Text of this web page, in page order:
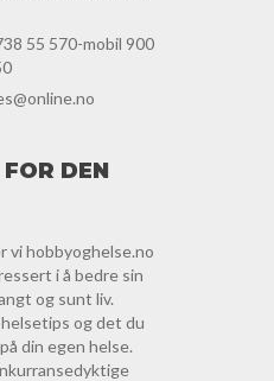
55 570-mobil 900
DEN
vi hobbyoghelse.no
i å bedre sin
og sunt liv.
og det du
din egen helse.